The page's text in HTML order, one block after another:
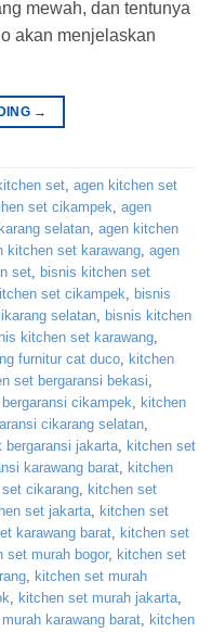
mewah, dan tentunya
akan menjelaskan
→
set, agen kitchen set
set cikampek, agen
selatan, agen kitchen
kitchen set karawang, agen
set, bisnis kitchen set
set cikampek, bisnis
selatan, bisnis kitchen
kitchen set karawang,
furnitur cat duco, kitchen
set bergaransi bekasi,
cikampek, kitchen
cikarang selatan,
bergaransi jakarta, kitchen set
karawang barat, kitchen
cikarang, kitchen set
set jakarta, kitchen set
karawang barat, kitchen set
set murah bogor, kitchen set
, kitchen set murah
, kitchen set murah jakarta,
karawang barat, kitchen